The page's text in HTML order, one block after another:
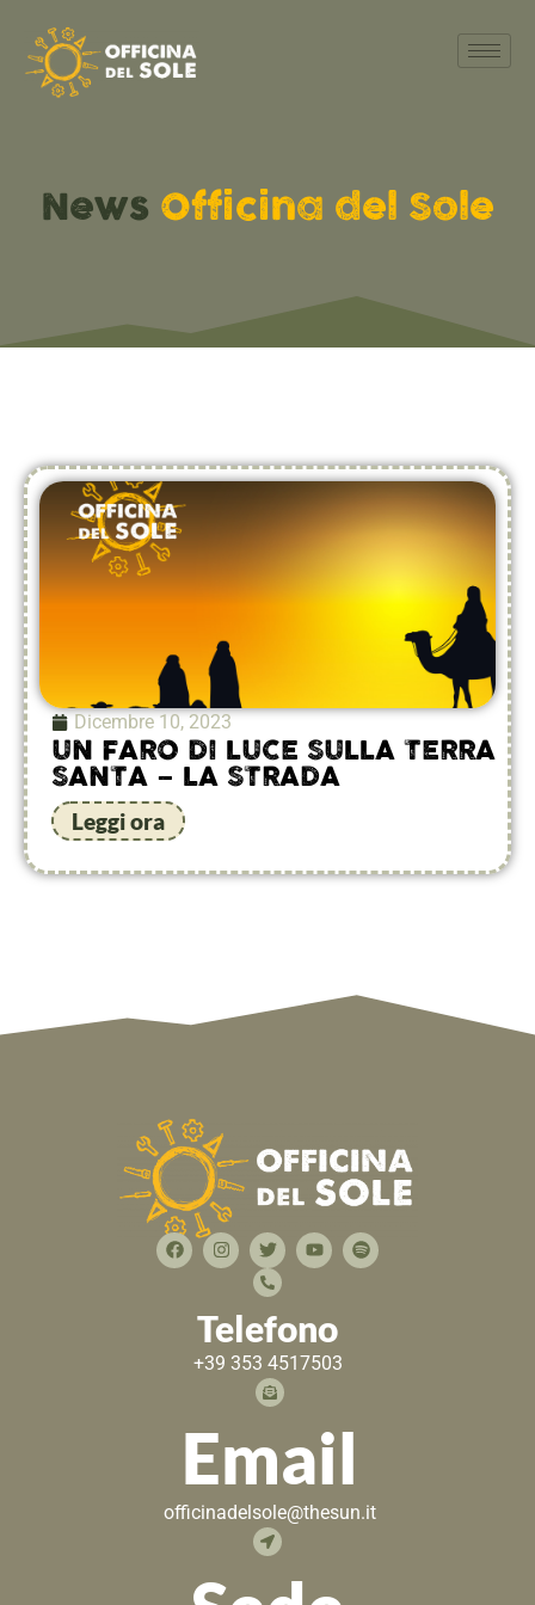
News Officina del Sole
Dicembre 10, 2023
UN FARO DI LUCE SULLA TERRA
SANTA – LA STRADA
Leggi ora
Telefono
+39 353 4517503
Email
officinadelsole@thesun.it